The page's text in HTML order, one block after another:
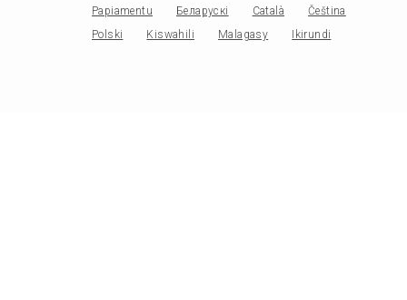
Papiamentu
Беларускі Català
Čeština
Polski
Kiswahili Malagasy Ikirundi